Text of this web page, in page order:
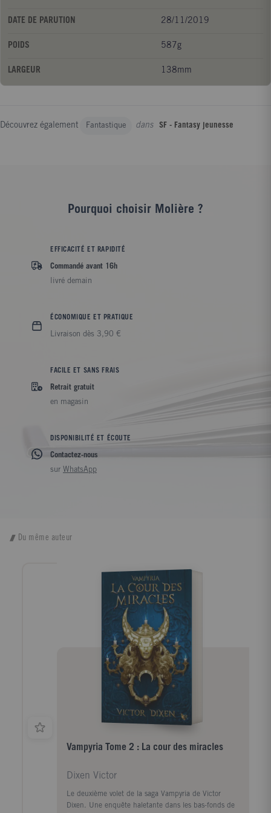
coeurs avant de consumer le monde.La flamme brûle plus fort
DATE DE PARUTION 28/11/2019
POIDS 587g
LARGEUR 138mm
Découvrez également Fantastique dans SF - Fantasy jeunesse
Pourquoi choisir Molière ?
EFFICACITÉ ET RAPIDITÉ
Commandé avant 16h
livré demain
ÉCONOMIQUE ET PRATIQUE
Livraison dès 3,90 €
FACILE ET SANS FRAIS
Retrait gratuit
en magasin
DISPONIBILITÉ ET ÉCOUTE
Contactez-nous
sur WhatsApp
Du même auteur
Vampyria Tome 2 : La cour des miracles
Dixen Victor
Le deuxième volet de la saga Vampyria de Victor
Dixen. Une enquête haletante dans les bas-fonds de